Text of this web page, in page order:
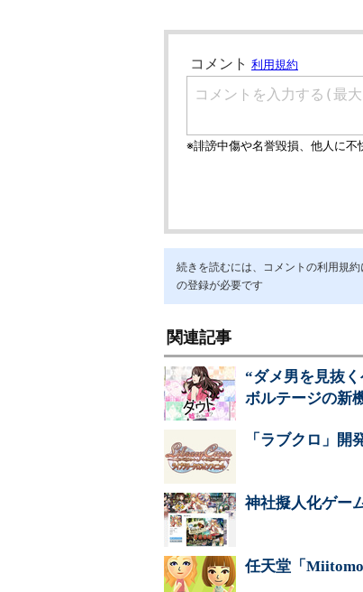
続きを読むには、コメントの利用規
の登録が必要です
関連記事
“ダメ男を見抜
ボルテージの新
「ラブクロ」
神社擬人化ゲー
任天堂「